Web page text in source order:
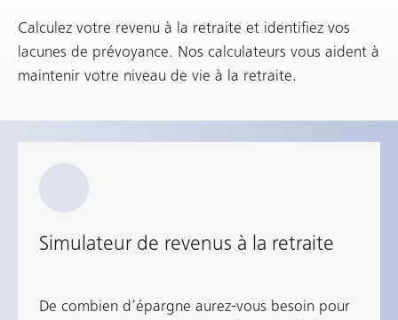
Calculez votre revenu à la retraite et identifiez vos
lacunes de prévoyance. Nos calculateurs vous aident à
maintenir votre niveau de vie à la retraite.
Simulateur de revenus à la retraite
De combien d’épargne aurez-vous besoin pour